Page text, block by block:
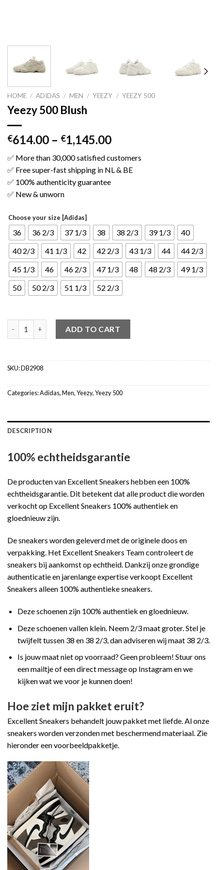
HOME / ADIDAS / MEN / YEEZY / YEEZY 500
Yeezy 500 Blush
€614.00 – €1,145.00
✅ More than 30,000 satisfied customers
✅ Free super-fast shipping in NL & BE
✅ 100% authenticity guarantee
✅ New & unworn
Choose your size [Adidas]
36 36 2/3 37 1/3 38 38 2/3 39 1/3
40
40 2/3
41 1/3 42 42 2/3 43 1/3 44
44 2/3
45 1/3
46 46 2/3 47 1/3 48 48 2/3
49 1/3
50
50 2/3 51 1/3 52 2/3
ADD TO CART
SKU:DB2908
Categories:Adidas,Men,Yeezy,Yeezy 500
DESCRIPTION
100% echtheidsgarantie
De producten van Excellent Sneakers hebben een 100%
echtheidsgarantie. Dit betekent dat alle product die worden
verkocht op Excellent Sneakers 100% authentiek en
gloednieuw zijn.
De sneakers worden geleverd met de originele doos en
verpakking. Het Excellent Sneakers Team controleert de
sneakers bij aankomst op echtheid. Dankzij onze grondige
authenticatie en jarenlange expertise verkoopt Excellent
Sneakers alleen 100% authentieke sneakers.
Deze schoenen zijn 100% authentiek en gloednieuw.
Deze schoenen vallen klein. Neem 2/3 maat groter. Stel je
twijfelt tussen 38 en 38 2/3, dan adviseren wij maat 38 2/3.
Is jouw maat niet op voorraad? Geen probleem! Stuur ons
een mailtje of een direct message op Instagram en we
kijken wat we voor je kunnen doen!
Hoe ziet mijn pakket eruit?
Excellent Sneakers behandelt jouw pakket met liefde. Al onze
sneakers worden verzonden met beschermend materiaal. Zie
hieronder een voorbeeldpakketje.